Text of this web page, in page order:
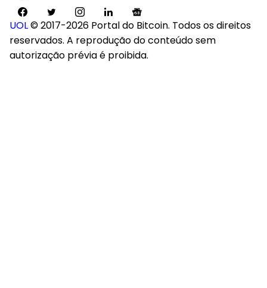
UOL© 2017-2026 Portal do Bitcoin. Todos os direitos
reservados. A reprodução do conteúdo sem
autorização prévia é proibida.